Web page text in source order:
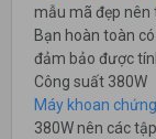
mẫu mã đẹp nên
Bạn hoàn toàn
đảm bảo được
Công suất 380W
Máy khoan
380W nên các